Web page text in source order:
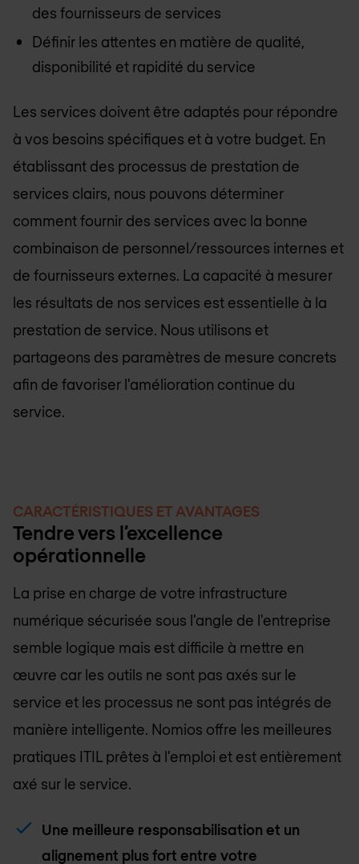
des fournisseurs de services
Définir les attentes en matière de qualité,
disponibilité et rapidité du service
Les services doivent être adaptés pour répondre
à vos besoins spécifiques et à votre budget. En
établissant des processus de prestation de
services clairs, nous pouvons déterminer
comment fournir des services avec la bonne
combinaison de personnel/ressources internes et
de fournisseurs externes. La capacité à mesurer
les résultats de nos services est essentielle à la
prestation de service. Nous utilisons et
partageons des paramètres de mesure concrets
afin de favoriser l'amélioration continue du
service.
CARACTÉRISTIQUES ET AVANTAGES
Tendre vers l’excellence
opérationnelle
La prise en charge de votre infrastructure
numérique sécurisée sous l'angle de l'entreprise
semble logique mais est difficile à mettre en
œuvre car les outils ne sont pas axés sur le
service et les processus ne sont pas intégrés de
manière intelligente. Nomios offre les meilleures
pratiques ITIL prêtes à l'emploi et est entièrement
axé sur le service.
Une meilleure responsabilisation et un
alignement plus fort entre votre